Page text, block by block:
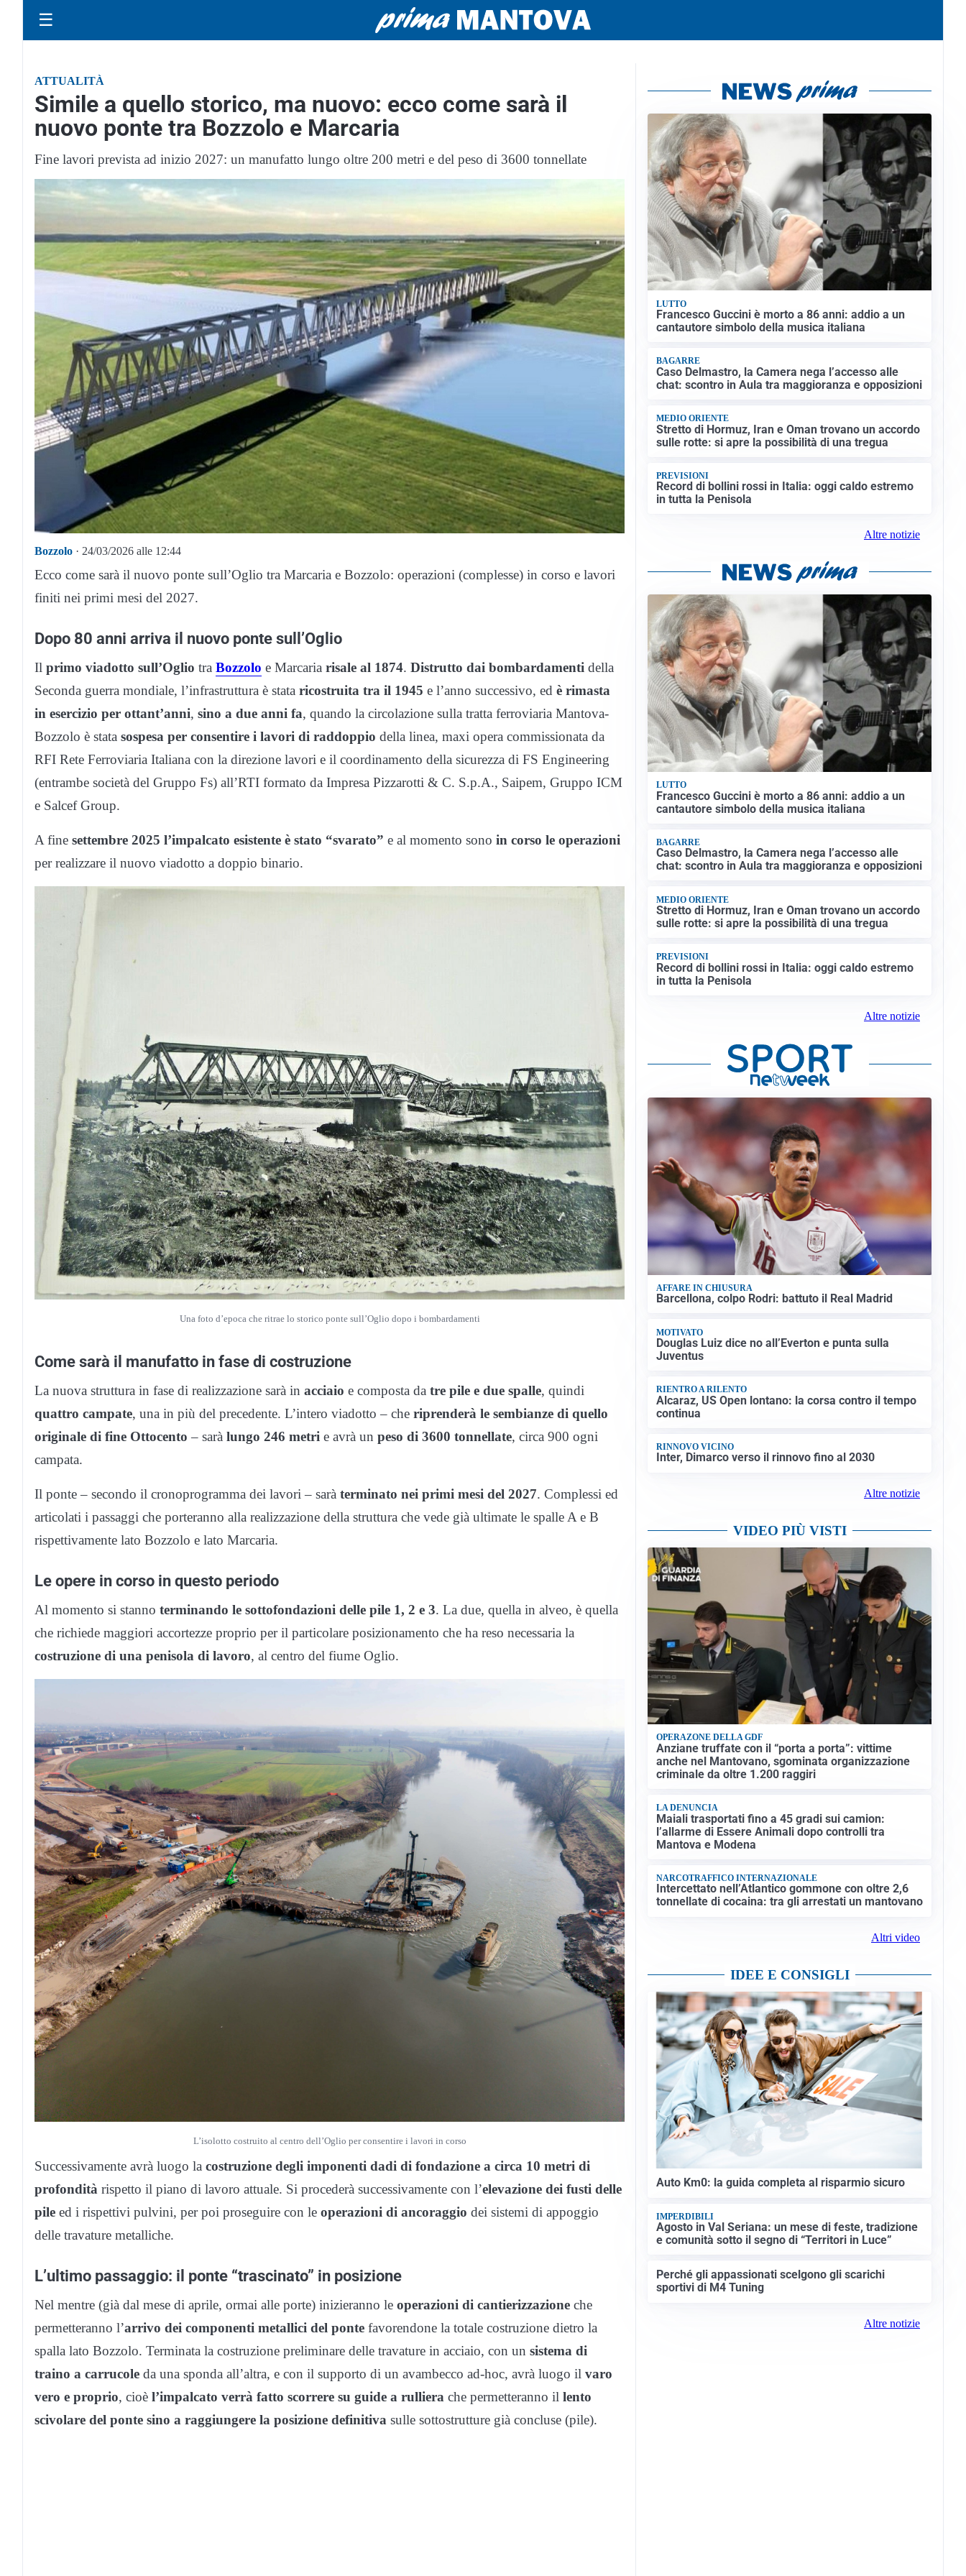
☰
ATTUALITÀ
Simile a quello storico, ma nuovo: ecco come sarà il
nuovo ponte tra Bozzolo e Marcaria
Fine lavori prevista ad inizio 2027: un manufatto lungo oltre 200 metri e del peso di 3600 tonnellate
Bozzolo · 24/03/2026 alle 12:44
Ecco come sarà il nuovo ponte sull’Oglio tra Marcaria e Bozzolo: operazioni (complesse) in corso e lavori
finiti nei primi mesi del 2027.
Dopo 80 anni arriva il nuovo ponte sull’Oglio
Il primo viadotto sull’Oglio tra Bozzolo e Marcaria risale al 1874. Distrutto dai bombardamenti della
Seconda guerra mondiale, l’infrastruttura è stata ricostruita tra il 1945 e l’anno successivo, ed è rimasta
in esercizio per ottant’anni, sino a due anni fa, quando la circolazione sulla tratta ferroviaria Mantova-
Bozzolo è stata sospesa per consentire i lavori di raddoppio della linea, maxi opera commissionata da
RFI Rete Ferroviaria Italiana con la direzione lavori e il coordinamento della sicurezza di FS Engineering
(entrambe società del Gruppo Fs) all’RTI formato da Impresa Pizzarotti & C. S.p.A., Saipem, Gruppo ICM
e Salcef Group.
A fine settembre 2025 l’impalcato esistente è stato “svarato” e al momento sono in corso le operazioni
per realizzare il nuovo viadotto a doppio binario.
Una foto d’epoca che ritrae lo storico ponte sull’Oglio dopo i bombardamenti
Come sarà il manufatto in fase di costruzione
La nuova struttura in fase di realizzazione sarà in acciaio e composta da tre pile e due spalle, quindi
quattro campate, una in più del precedente. L’intero viadotto – che riprenderà le sembianze di quello
originale di fine Ottocento – sarà lungo 246 metri e avrà un peso di 3600 tonnellate, circa 900 ogni
campata.
Il ponte – secondo il cronoprogramma dei lavori – sarà terminato nei primi mesi del 2027. Complessi ed
articolati i passaggi che porteranno alla realizzazione della struttura che vede già ultimate le spalle A e B
rispettivamente lato Bozzolo e lato Marcaria.
Le opere in corso in questo periodo
Al momento si stanno terminando le sottofondazioni delle pile 1, 2 e 3. La due, quella in alveo, è quella
che richiede maggiori accortezze proprio per il particolare posizionamento che ha reso necessaria la
costruzione di una penisola di lavoro, al centro del fiume Oglio.
L’isolotto costruito al centro dell’Oglio per consentire i lavori in corso
Successivamente avrà luogo la costruzione degli imponenti dadi di fondazione a circa 10 metri di
profondità rispetto il piano di lavoro attuale. Si procederà successivamente con l’elevazione dei fusti delle
pile ed i rispettivi pulvini, per poi proseguire con le operazioni di ancoraggio dei sistemi di appoggio
delle travature metalliche.
L’ultimo passaggio: il ponte “trascinato” in posizione
Nel mentre (già dal mese di aprile, ormai alle porte) inizieranno le operazioni di cantierizzazione che
permetteranno l’arrivo dei componenti metallici del ponte favorendone la totale costruzione dietro la
spalla lato Bozzolo. Terminata la costruzione preliminare delle travature in acciaio, con un sistema di
traino a carrucole da una sponda all’altra, e con il supporto di un avambecco ad-hoc, avrà luogo il varo
vero e proprio, cioè l’impalcato verrà fatto scorrere su guide a rulliera che permetteranno il lento
scivolare del ponte sino a raggiungere la posizione definitiva sulle sottostrutture già concluse (pile).
LUTTO
Francesco Guccini è morto a 86 anni: addio a un
cantautore simbolo della musica italiana
BAGARRE
Caso Delmastro, la Camera nega l’accesso alle
chat: scontro in Aula tra maggioranza e opposizioni
MEDIO ORIENTE
Stretto di Hormuz, Iran e Oman trovano un accordo
sulle rotte: si apre la possibilità di una tregua
PREVISIONI
Record di bollini rossi in Italia: oggi caldo estremo
in tutta la Penisola
Altre notizie
LUTTO
Francesco Guccini è morto a 86 anni: addio a un
cantautore simbolo della musica italiana
BAGARRE
Caso Delmastro, la Camera nega l’accesso alle
chat: scontro in Aula tra maggioranza e opposizioni
MEDIO ORIENTE
Stretto di Hormuz, Iran e Oman trovano un accordo
sulle rotte: si apre la possibilità di una tregua
PREVISIONI
Record di bollini rossi in Italia: oggi caldo estremo
in tutta la Penisola
Altre notizie
AFFARE IN CHIUSURA
Barcellona, colpo Rodri: battuto il Real Madrid
MOTIVATO
Douglas Luiz dice no all’Everton e punta sulla
Juventus
RIENTRO A RILENTO
Alcaraz, US Open lontano: la corsa contro il tempo
continua
RINNOVO VICINO
Inter, Dimarco verso il rinnovo fino al 2030
Altre notizie
VIDEO PIÙ VISTI
OPERAZONE DELLA GDF
Anziane truffate con il “porta a porta”: vittime
anche nel Mantovano, sgominata organizzazione
criminale da oltre 1.200 raggiri
LA DENUNCIA
Maiali trasportati fino a 45 gradi sui camion:
l’allarme di Essere Animali dopo controlli tra
Mantova e Modena
NARCOTRAFFICO INTERNAZIONALE
Intercettato nell’Atlantico gommone con oltre 2,6
tonnellate di cocaina: tra gli arrestati un mantovano
Altri video
IDEE E CONSIGLI
Auto Km0: la guida completa al risparmio sicuro
IMPERDIBILI
Agosto in Val Seriana: un mese di feste, tradizione
e comunità sotto il segno di “Territori in Luce”
Perché gli appassionati scelgono gli scarichi
sportivi di M4 Tuning
Altre notizie